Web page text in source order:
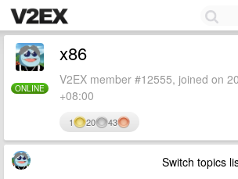
ONLINE
x86
V2EX member #12555, joined on
+08:00
1 20 43
Switch topics